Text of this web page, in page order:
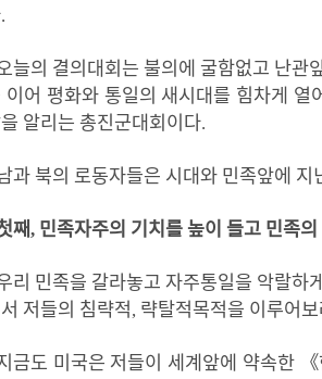
.
늘의 결의대회는 불의에 굴함없고 난관
이어 평화와 통일의 새시대를 힘차게 열
알리는 총진군대회이다.
과 북의 로동자들은 시대와민족앞에 지
째, 민족자주의 기치를 높이 들고 민족의
리 민족을 갈라놓고 자주통일을 악랄하게
저들의 침략적, 략탈적목적을 이루어
금도 미국은 저들이 세계앞에 약속한